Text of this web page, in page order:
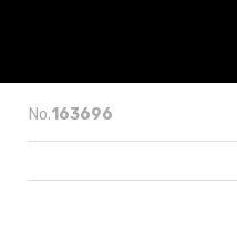
No.163696